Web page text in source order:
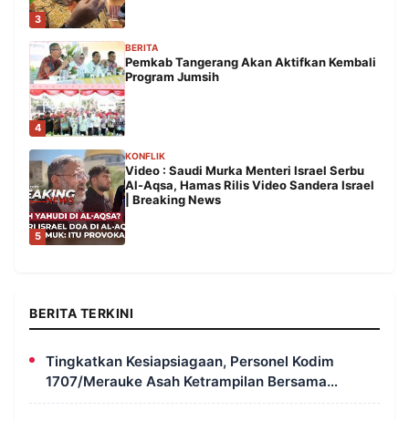
3
4
BERITA
Pemkab Tangerang Akan Aktifkan Kembali
Program Jumsih
5
KONFLIK
Video : Saudi Murka Menteri Israel Serbu
Al-Aqsa, Hamas Rilis Video Sandera Israel
| Breaking News
BERITA TERKINI
Tingkatkan Kesiapsiagaan, Personel Kodim
1707/Merauke Asah Ketrampilan Bersama
Petugas Damkar